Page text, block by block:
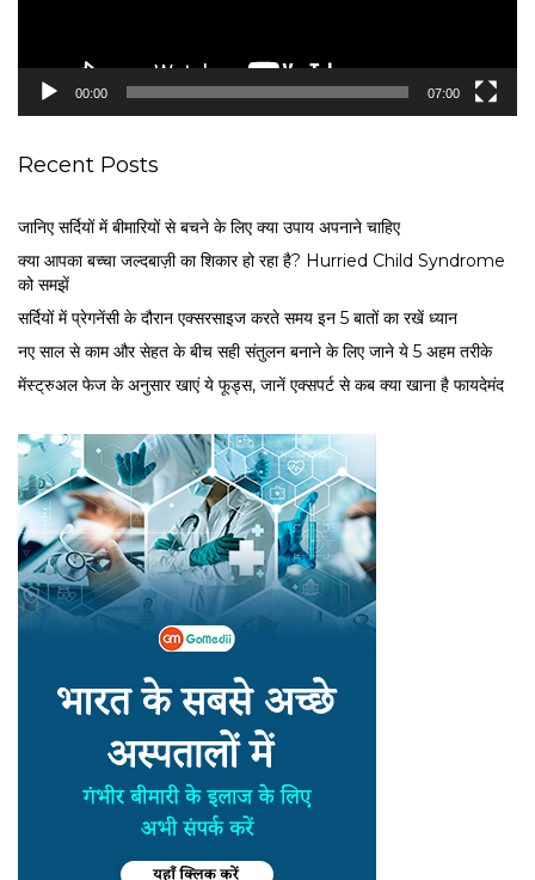
00:00 07:00
Recent Posts
जानिए सर्दियों में बीमारियों से बचने के लिए क्या उपाय अपनाने चाहिए
क्या आपका बच्चा जल्दबाज़ी का शिकार हो रहा है? Hurried Child Syndrome
को समझें
सर्द‍ियों में प्रेगनेंसी के दौरान एक्सरसाइज करते समय इन 5 बातों का रखें ध्यान
नए साल से काम और सेहत के बीच सही संतुलन बनाने के लिए जाने ये 5 अहम तरीके
मेंस्ट्रुअल फेज के अनुसार खाएं ये फूड्स, जानें एक्सपर्ट से कब क्या खाना है फायदेमंद